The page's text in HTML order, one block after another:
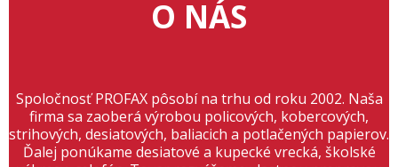
O NÁS
Spoločnosť PROFAX pôsobí na trhu od roku 2002. Naša
firma sa zaoberá výrobou policových, kobercových,
strihových, desiatových, baliacich a potlačených papierov.
Ďalej ponúkame desiatové a kupecké vrecká, školské